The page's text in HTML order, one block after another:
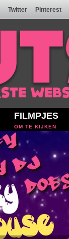
Twitter Pinterest
FILMPJES
OM TE KIJKEN